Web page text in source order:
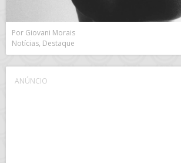
Por Giovani Morais
Notícias, Destaque
ANÚNCIO